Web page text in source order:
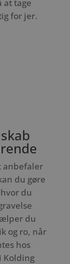
at tage
for jer.
anbefaler
du gøre
du
du
og ro, når
hos
Kolding